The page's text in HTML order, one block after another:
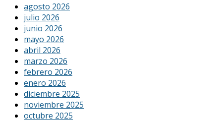
agosto 2026
julio 2026
junio 2026
mayo 2026
abril 2026
marzo 2026
febrero 2026
enero 2026
diciembre 2025
noviembre 2025
octubre 2025